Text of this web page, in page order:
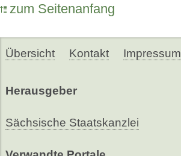
zum Seitenanfang
Übersicht Kontakt Impressum
Herausgeber
Sächsische Staatskanzlei